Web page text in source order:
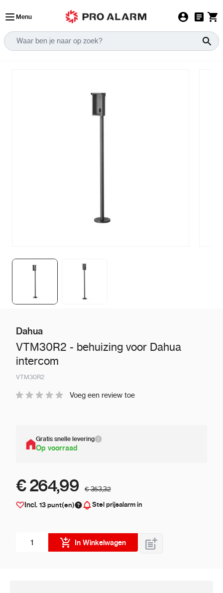
Menu
Dahua
VTM30R2 - behuizing voor Dahua
intercom
VTM30R2
Voeg een review toe
Gratis snelle levering
Op voorraad
€ 264,99 € 353,32
Incl. 13punt(en) Stel prijsalarm in
In Winkelwagen